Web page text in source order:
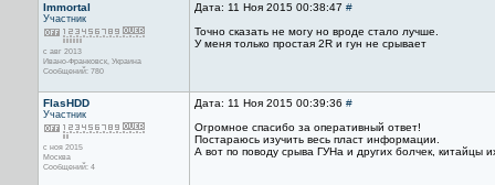
Immortal
Участник
с авг 2013
Ивано-Франковск, Украина
Сообщений: 780
Дата: 11 Ноя 2015 00:38:47 #
Точно сказать не могу но вроде стало лучше.
У меня только простая 2R и гун не срывает
FlasHDD
Участник
с ноя 2015
Москва
Сообщений: 4
Дата: 11 Ноя 2015 00:39:36 #
Огромное спасибо за оперативный ответ!
Постараюсь изучить весь пласт информации.
А вот по поводу срыва ГУНа и других болчек, китайцы